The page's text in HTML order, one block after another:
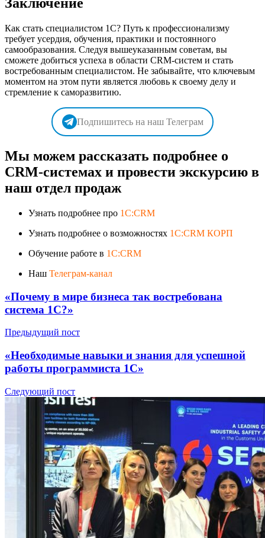
Заключение
Как стать специалистом 1С? Путь к профессионализму
требует усердия, обучения, практики и постоянного
самообразования. Следуя вышеуказанным советам, вы
сможете добиться успеха в области CRM-систем и стать
востребованным специалистом. Не забывайте, что ключевым
моментом на этом пути является любовь к своему делу и
стремление к саморазвитию.
Подпишитесь на наш Телеграм
Мы можем рассказать подробнее о
CRM-системах и провести экскурсию в
наш отдел продаж
Узнать подробнее про 1C:CRM
Узнать подробнее о возможностях 1C:CRM КОРП
Обучение работе в 1C:CRM
Наш Телеграм-канал
«Почему в мире бизнеса так востребована
система 1С?»
Предыдущий пост
«Необходимые навыки и знания для успешной
работы программиста 1С»
Следующий пост